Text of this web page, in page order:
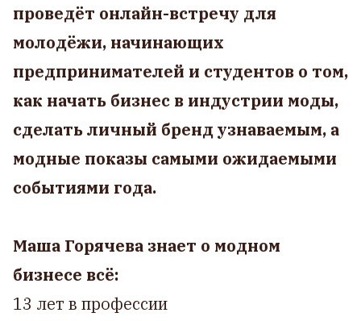
проведёт онлайн-встречу для
молодёжи, начинающих
предпринимателей и студентов о том,
как начать бизнес в индустрии моды,
сделать личный бренд узнаваемым, а
модные показы самыми ожидаемыми
событиями года.
Маша Горячева знает о модном
бизнесе всё:
13 лет в профессии